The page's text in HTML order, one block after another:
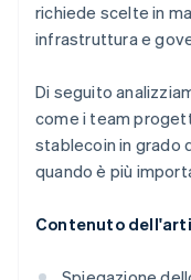
richiede scelte in
infrastruttura e
Di seguito
come i team
stablecoin in grado
quando è più
Contenuto